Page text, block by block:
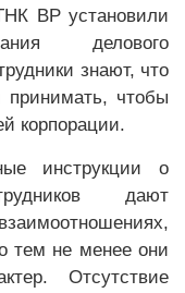
ВР установили
делового
знают, что
принимать, чтобы
корпорации.
инструкции о
дают
тем не менее они
Отсутствие